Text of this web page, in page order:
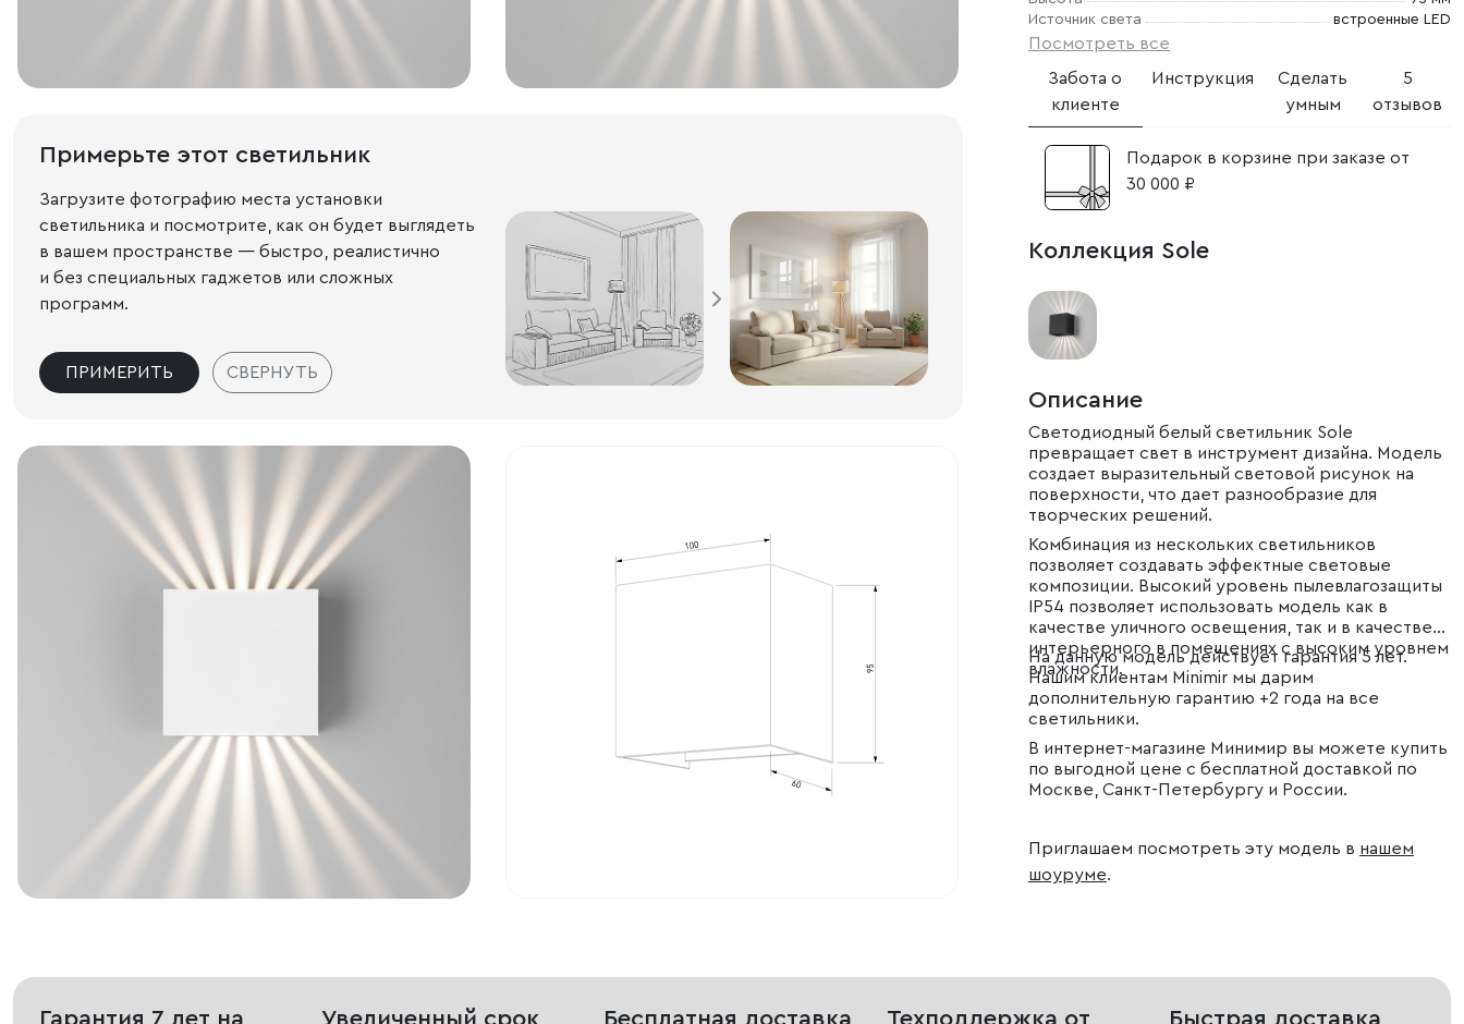
Примерьте этот светильник
Загрузите фотографию места установки
светильника и посмотрите, как он будет выглядеть
в вашем пространстве — быстро, реалистично
и без специальных гаджетов или сложных
программ.
ПРИМЕРИТЬ СВЕРНУТЬ
Источник света
встроенные LED
Посмотреть все
Забота о
клиенте
Инструкция
Сделать
умным
5
отзывов
Подарок в корзине при заказе от
30 000 ₽
Коллекция Sole
Описание
Светодиодный белый светильник Sole
превращает свет в инструмент дизайна. Модель
создает выразительный световой рисунок на
поверхности, что дает разнообразие для
творческих решений.
Комбинация из нескольких светильников
позволяет создавать эффектные световые
композиции. Высокий уровень пылевлагозащиты
IP54 позволяет использовать модель как в
качестве уличного освещения, так и в качестве
интерьерного в помещениях с высоким уровнем
влажности.
На данную модель действует гарантия 5 лет.
Нашим клиентам Minimir мы дарим
дополнительную гарантию +2 года на все
светильники.
В интернет-магазине Минимир вы можете купить
по выгодной цене с бесплатной доставкой по
Москве, Санкт-Петербургу и России.
Приглашаем посмотреть эту модель в нашем
шоуруме.
Гарантия 7 лет на
Увеличенный срок
Бесплатная доставка
Техподдержка от
Быстрая доставка